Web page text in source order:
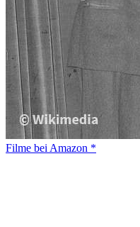
Filme bei Amazon *